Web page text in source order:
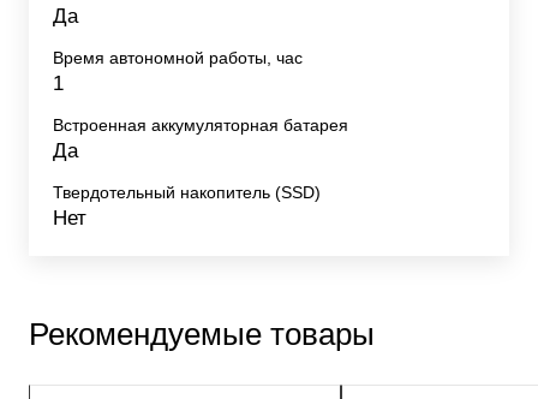
Да
Время автономной работы, час
1
Встроенная аккумуляторная батарея
Да
Твердотельный накопитель (SSD)
Нет
Рекомендуемые товары